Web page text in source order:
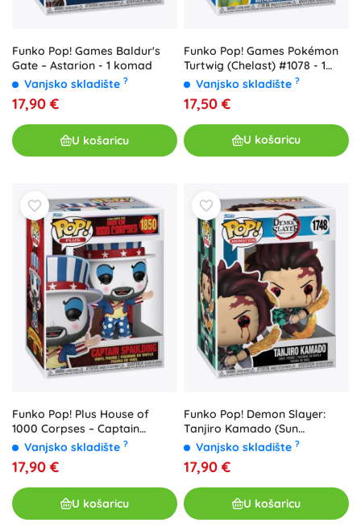
Funko Pop! Games Baldur's
Gate – Astarion - 1 komad
Vanjsko skladište ?
17,90 €
U košaricu
Funko Pop! Games Pokémon
Turtwig (Chelast) #1078 - 1
komad
Vanjsko skladište ?
17,50 €
U košaricu
Funko Pop! Plus House of
1000 Corpses – Captain
Spaulding #1850 - 1 kom
Vanjsko skladište ?
17,90 €
U košaricu
Funko Pop! Demon Slayer:
Tanjiro Kamado (Sun
Breathing) #1748 - 1 kom
Vanjsko skladište ?
17,90 €
U košaricu